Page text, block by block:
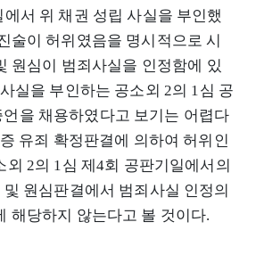
서 위 채권 성립 사실을 부인했
술이 허위였음을 명시적으로 시
원심이 범죄사실을 인정함에 있
실을 부인하는 공소외 2의 1심 공
을 채용하였다고 보기는 어렵다
유죄 확정판결에 의하여 허위인
외 2의 1심 제4회 공판기일에서의
원심판결에서 범죄사실 인정의
해당하지 않는다고 볼 것이다.